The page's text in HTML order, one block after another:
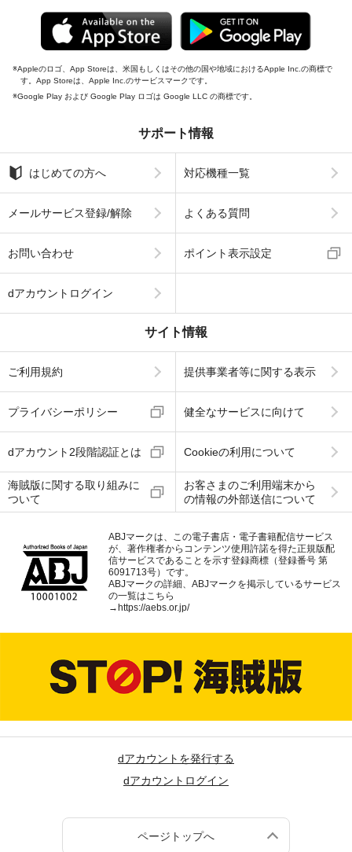
Appleのロゴ、App Storeは、米国もしくはその他の国や地域におけるApple Inc.の商標で
す。App Storeは、Apple Inc.のサービスマークです。
Google Play および Google Play ロゴは Google LLC の商標です。
サポート情報
はじめての方へ 対応機種一覧
メールサービス登録/解除 よくある質問
お問い合わせ ポイント表示設定
dアカウントログイン
サイト情報
ご利用規約 提供事業者等に関する表示
プライバシーポリシー 健全なサービスに向けて
dアカウント2段階認証とは Cookieの利用について
海賊版に関する取り組みに
ついて
お客さまのご利用端末から
の情報の外部送信について
ABJマークは、この電子書店・電子書籍配信サービス
が、著作権者からコンテンツ使用許諾を得た正規版配
信サービスであることを示す登録商標（登録番号 第
6091713号）です。
ABJマークの詳細、ABJマークを掲示しているサービス
の一覧はこちら
→https://aebs.or.jp/
dアカウントを発行する
dアカウントログイン
ページトップへ